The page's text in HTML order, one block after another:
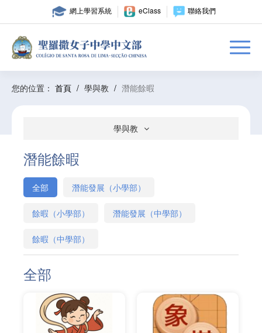
網上學習系統 eClass 聯絡我們
您的位置： 首頁 / 學與教 / 潛能餘暇
學與教
潛能餘暇
全部 潛能發展（小學部）
餘暇（小學部） 潛能發展（中學部）
餘暇（中學部）
全部